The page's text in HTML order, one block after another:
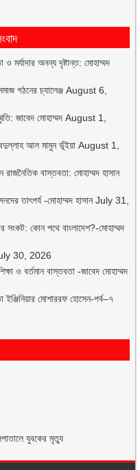
ও মর্যাদার অনন্য দৃষ্টান্ত: মোহাম্মদ
গঠনের চ্যালেঞ্জ August 6,
জাবেদ মোহাম্মদ August 1,
আল মামুন ভূঁইয়া August 1,
বাস্তবতা: মোহাম্মদ হাসান
তাৎপর্য -মোহাম্মদ হাসান July 31,
সংকট: কোন পথে বাংলাদেশ?-মোহাম্মদ
30, 2026
ও বর্তমান বাস্তবতা -জাবেদ মোহাম্মদ
মোশাররফ হোসেন-পর্ব–৭
যুবকের মৃত্যু